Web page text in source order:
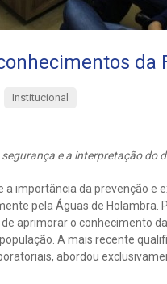
da
Institucional
e a interpretação do
importância da prevenção e
pela Águas de Holambra.
aprimorar o conhecimento
A mais recente
abordou